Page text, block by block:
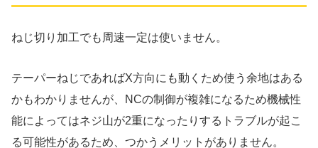
ねじ切り加工でも周速一定は使いません。
テーパーねじであればX方向にも動くため使う余地はある
かもわかりませんが、NCの制御が複雑になるため機械性
能によってはネジ山が2重になったりするトラブルが起こ
る可能性があるため、つかうメリットがありません。